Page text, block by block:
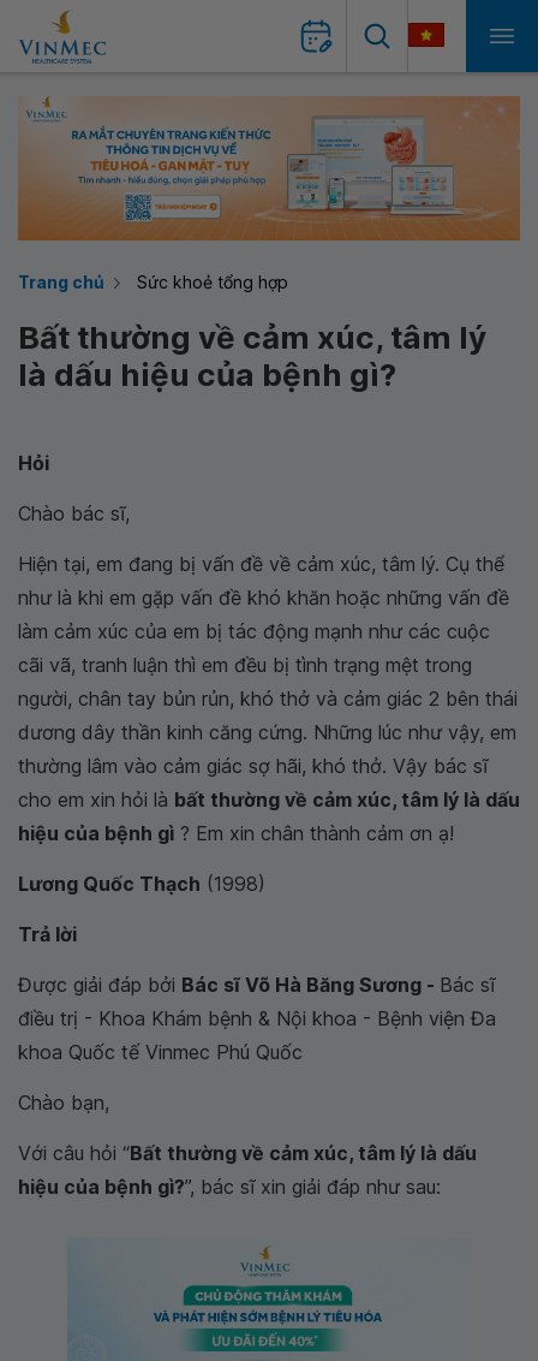
Trang chủ Sức khoẻ tổng hợp
Bất thường về cảm xúc, tâm lý
là dấu hiệu của bệnh gì?
Hỏi
Chào bác sĩ,
Hiện tại, em đang bị vấn đề về cảm xúc, tâm lý. Cụ thể
như là khi em gặp vấn đề khó khăn hoặc những vấn đề
làm cảm xúc của em bị tác động mạnh như các cuộc
cãi vã, tranh luận thì em đều bị tình trạng mệt trong
người, chân tay bủn rủn, khó thở và cảm giác 2 bên thái
dương dây thần kinh căng cứng. Những lúc như vậy, em
thường lâm vào cảm giác sợ hãi, khó thở. Vậy bác sĩ
cho em xin hỏi là bất thường về cảm xúc, tâm lý là dấu
hiệu của bệnh gì ? Em xin chân thành cảm ơn ạ!
Lương Quốc Thạch (1998)
Trả lời
Được giải đáp bởi Bác sĩ Võ Hà Băng Sương - Bác sĩ
điều trị - Khoa Khám bệnh & Nội khoa - Bệnh viện Đa
khoa Quốc tế Vinmec Phú Quốc
Chào bạn,
Với câu hỏi “Bất thường về cảm xúc, tâm lý là dấu
hiệu của bệnh gì?”, bác sĩ xin giải đáp như sau: